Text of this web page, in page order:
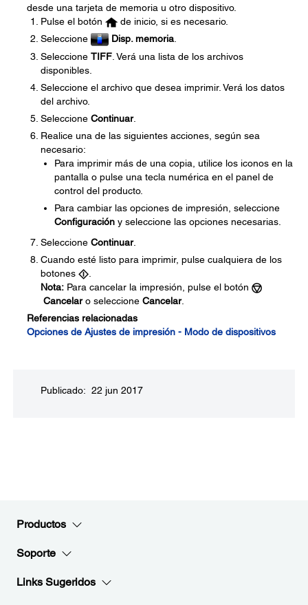
desde una tarjeta de memoria u otro dispositivo.
Pulse el botón
de inicio, si es necesario.
Seleccione
Disp. memoria
Seleccione TIFF . Verá una lista de los archivos
disponibles.
Seleccione el archivo que desea imprimir. Verá los datos
del archivo.
Seleccione Continuar.
Realice una de las siguientes acciones, según sea
necesario:
Para imprimir más de una copia, utilice los iconos en la
pantalla o pulse una tecla numérica en el panel de
control del producto.
Para cambiar las opciones de impresión, seleccione
Configuración y seleccione las opciones necesarias.
Seleccione Continuar.
Cuando esté listo para imprimir, pulse cualquiera de los
botones
Nota: Para cancelar la impresión, pulse el botón
Cancelaro seleccione Cancelar.
Referencias relacionadas
Opciones de Ajustes de impresión - Modo de dispositivos
Publicado: 22 jun 2017
Productos
Soporte
Links Sugeridos